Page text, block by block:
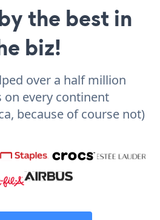
the best in
biz!
over a half million
on every continent
because of course not)